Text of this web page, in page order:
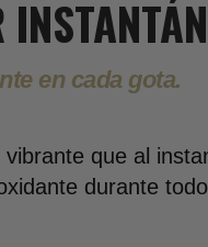
en cada gota.
que al
durante